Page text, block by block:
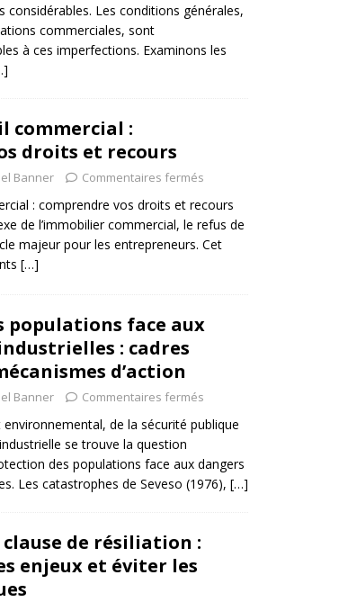
considérables. Les conditions générales,
commerciales, sont
à ces imperfections. Examinons les
commercial :
droits et recours
Banner Commentaires fermés
: comprendre vos droits et recours
de l’immobilier commercial, le refus de
majeur pour les entrepreneurs. Cet
[…]
populations face aux
: cadres
d’action
Banner Commentaires fermés
environnemental, de la sécurité publique
se trouve la question
des populations face aux dangers
Les catastrophes de Seveso (1976), […]
de résiliation :
enjeux et éviter les